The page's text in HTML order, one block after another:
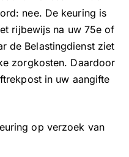
nee. De keuring is
rijbewijs na uw 75e of
de Belastingdienst ziet
zorgkosten. Daardoor
in uw aangifte
op verzoek van